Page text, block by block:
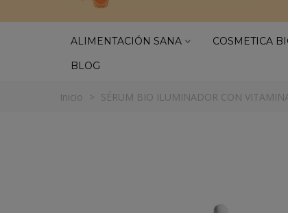
ALIMENTACIÓN SANA COSMETICA
BLOG
Inicio > SÉRUM BIO ILUMINADOR CON